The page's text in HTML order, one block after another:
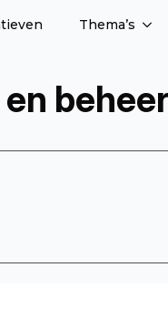
Thema’s